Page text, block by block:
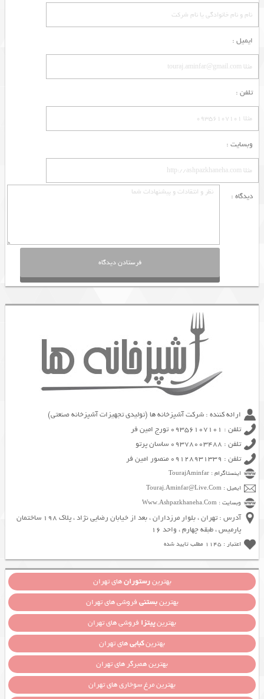
ایمیل :
تلفن :
وبسایت :
دیدگاه :
ارائه کننده : شرکت آشپزخانه ها (تولیدی تجهیزات آشپزخانه صنعتی)
تلفن : 09356107101 تورج امین فر
تلفن : 09378003488 ساسان پرتو
تلفن : 09128931339 منصور امین فر
اینستاگرام : TourajAminfar
ایمیل : Touraj.Aminfar@Live.Com
وبسایت : Www.Ashpazkhaneha.Com
آدرس : تهران ، بلوار مرزداران ، بعد از خیابان رضایی نژاد ، پلاک 198 ساختمان
پارمیس ، طبقه چهارم ، واحد 16
اعتبار : 1145 مطلب تایید شده
بهترینرستورانهای تهران
بهترینبستنی فروشی های تهران
بهترینپیتزا فروشی های تهران
بهترینکبابیهای تهران
بهترین همبرگر های تهران
بهترین مرغ سوخاری های تهران